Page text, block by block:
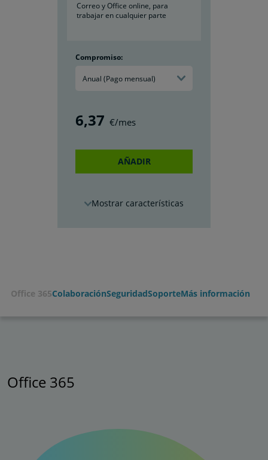
Correo y Office online, para
trabajar en cualquier parte
Compromiso:
Anual (Pago mensual)
6,37 €/mes
AÑADIR
características
Office 365ColaboraciónSeguridadSoporteMás información
Office 365